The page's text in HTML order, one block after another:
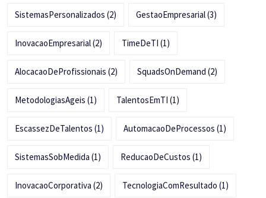
SistemasPersonalizados (2) GestaoEmpresarial(3)
InovacaoEmpresarial(2) TimeDeTI (1)
AlocacaoDeProfissionais (2) SquadsOnDemand (2)
MetodologiasAgeis (1) TalentosEmTI (1)
EscassezDeTalentos (1) AutomacaoDeProcessos (1)
SistemasSobMedida (1) ReducaoDeCustos (1)
InovacaoCorporativa (2) TecnologiaComResultado (1)